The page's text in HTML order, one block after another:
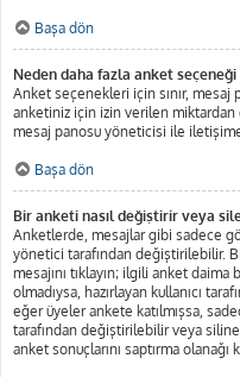
Başa dön
Neden daha fazla anket
Anket seçenekleri için sınır, mesaj
anketiniz için izin verilen
mesaj panosu yöneticisi ile
Başa dön
Bir anketi nasıl değiştirir veya
Anketlerde, mesajlar gibi sadece
yönetici tarafından değiştirilebilir.
mesajını tıklayın; ilgili anket daima
olmadıysa, hazırlayan kullanıcı
eğer üyeler ankete katılmışsa,
tarafından değiştirilebilir veya
anket sonuçlarını saptırma olanağı